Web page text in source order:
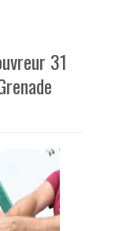
31